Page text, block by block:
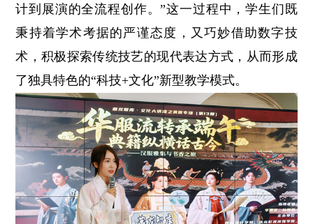
计到展演的全流程创作。”这一过程中，学生们既
秉持着学术考据的严谨态度，又巧妙借助数字技
术，积极探索传统技艺的现代表达方式，从而形成
了独具特色的“科技+文化”新型教学模式。